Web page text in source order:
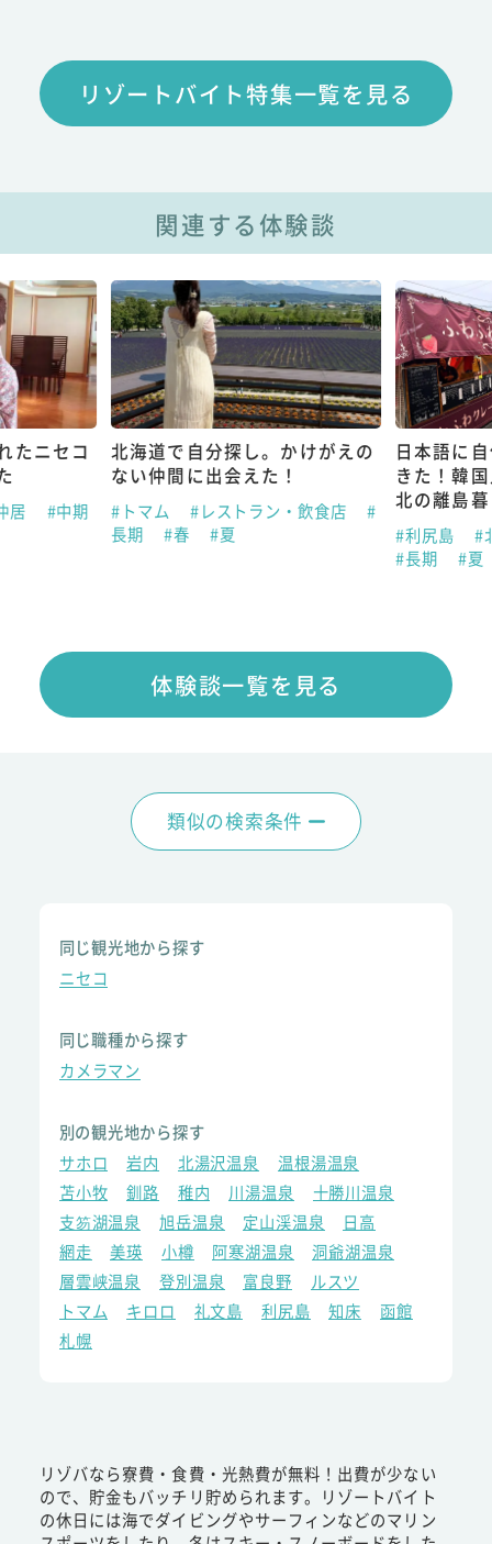
リゾートバイト特集一覧を見る
関連する体験談
たニセコ
居 #中期
北海道で自分探し。かけがえの
ない仲間に出会えた！
#トマム #レストラン・飲食店
#
長期
#春 #夏
日本語に
きた！韓
北の離島
#利尻島
#
#長期
#夏
体験談一覧を見る
類似の検索条件
同じ観光地から探す
ニセコ
同じ職種から探す
カメラマン
別の観光地から探す
サホロ
岩内 北湯沢温泉
温根湯温泉
苫小牧
釧路 稚内 川湯温泉
十勝川温泉
支笏湖温泉
旭岳温泉 定山渓温泉
日高
網走
美瑛 小樽 阿寒湖温泉
洞爺湖温泉
層雲峡温泉
登別温泉 富良野
ルスツ
トマム
キロロ 礼文島 利尻島 知床
函館
札幌
リゾバなら寮費・食費・光熱費が無料！出費が少ない
ので、貯金もバッチリ貯められます。リゾートバイト
の休日には海でダイビングやサーフィンなどのマリン